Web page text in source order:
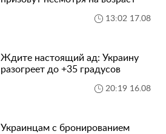
13:02 17.08
Ждите настоящий ад: Украину
разогреет до +35 градусов
20:19 16.08
Украинцам с бронированием